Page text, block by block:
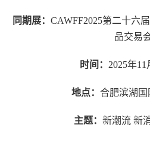
同期展： CAWFF2025第二十六
品交易
时间： 2025年11
地点： 合肥滨湖
主题： 新潮流 新